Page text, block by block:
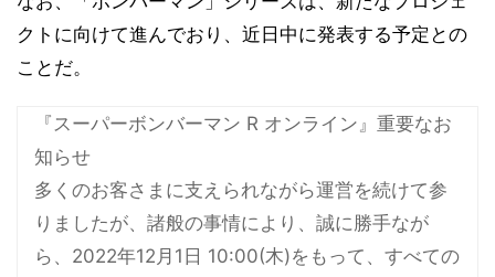
クトに向けて進んでおり、近日中に発表する予定との
ことだ。
『スーパーボンバーマン R オンライン』重要なお
知らせ
多くのお客さまに支えられながら運営を続けて参
りましたが、諸般の事情により、誠に勝手なが
ら、2022年12月1日 10:00(木)をもって、すべての